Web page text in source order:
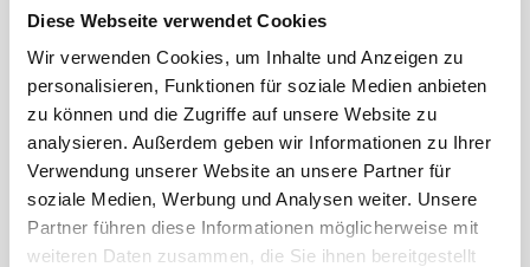
Diese Webseite verwendet Cookies
Wir verwenden Cookies, um Inhalte und Anzeigen zu
personalisieren, Funktionen für soziale Medien anbieten
zu können und die Zugriffe auf unsere Website zu
analysieren. Außerdem geben wir Informationen zu Ihrer
Verwendung unserer Website an unsere Partner für
soziale Medien, Werbung und Analysen weiter. Unsere
Partner führen diese Informationen möglicherweise mit
weiteren Daten zusammen, die Sie ihnen bereitgestellt
Glückskäferli
16g
Glückskäferli 4er
Pack
64g